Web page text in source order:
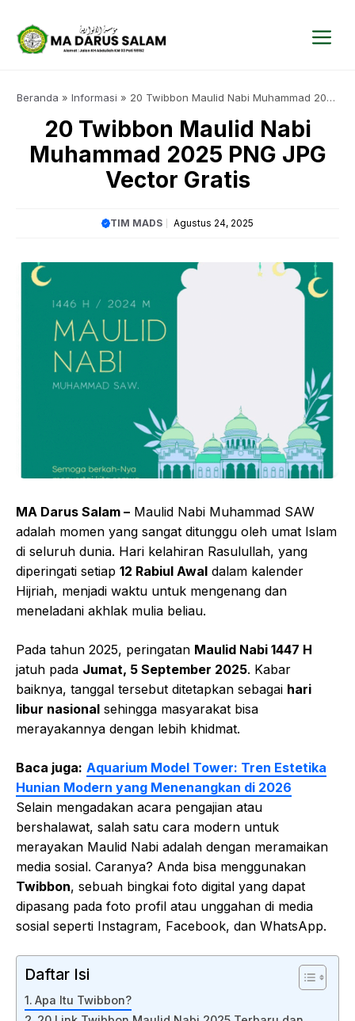
Beranda » Informasi » 20 Twibbon Maulid Nabi Muhammad 2025
20 Twibbon Maulid Nabi
Muhammad 2025 PNG JPG
Vector Gratis
TIM MADS Agustus 24, 2025
MA Darus Salam – Maulid Nabi Muhammad SAW
adalah momen yang sangat ditunggu oleh umat Islam
di seluruh dunia. Hari kelahiran Rasulullah, yang
diperingati setiap 12 Rabiul Awal dalam kalender
Hijriah, menjadi waktu untuk mengenang dan
meneladani akhlak mulia beliau.
Pada tahun 2025, peringatan Maulid Nabi 1447 H
jatuh pada Jumat, 5 September 2025. Kabar
baiknya, tanggal tersebut ditetapkan sebagai hari
libur nasional sehingga masyarakat bisa
merayakannya dengan lebih khidmat.
Baca juga: Aquarium Model Tower: Tren Estetika
Hunian Modern yang Menenangkan di 2026
Selain mengadakan acara pengajian atau
bershalawat, salah satu cara modern untuk
merayakan Maulid Nabi adalah dengan meramaikan
media sosial. Caranya? Anda bisa menggunakan
Twibbon, sebuah bingkai foto digital yang dapat
dipasang pada foto profil atau unggahan di media
sosial seperti Instagram, Facebook, dan WhatsApp.
Daftar Isi
Apa Itu Twibbon?